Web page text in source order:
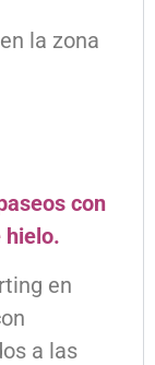
la zona
con
hielo.
en
a las